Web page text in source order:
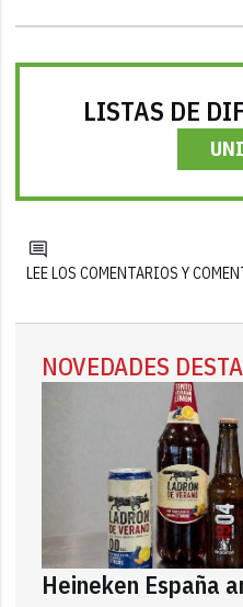
LISTAS DE
LEE LOS COMENTARIOS Y
NOVEDADES
Heineken España